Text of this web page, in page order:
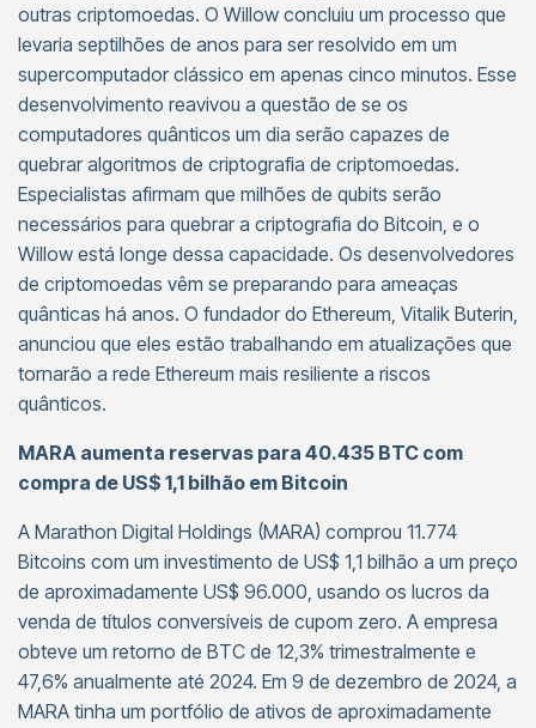
outras criptomoedas. O Willow concluiu um processo que
levaria septilhões de anos para ser resolvido em um
supercomputador clássico em apenas cinco minutos. Esse
desenvolvimento reavivou a questão de se os
computadores quânticos um dia serão capazes de
quebrar algoritmos de criptografia de criptomoedas.
Especialistas afirmam que milhões de qubits serão
necessários para quebrar a criptografia do Bitcoin, e o
Willow está longe dessa capacidade. Os desenvolvedores
de criptomoedas vêm se preparando para ameaças
quânticas há anos. O fundador do Ethereum, Vitalik Buterin,
anunciou que eles estão trabalhando em atualizações que
tornarão a rede Ethereum mais resiliente a riscos
quânticos.
MARA aumenta reservas para 40.435 BTC com
compra de US$ 1,1 bilhão em Bitcoin
A Marathon Digital Holdings (MARA) comprou 11.774
Bitcoins com um investimento de US$ 1,1 bilhão a um preço
de aproximadamente US$ 96.000, usando os lucros da
venda de títulos conversíveis de cupom zero. A empresa
obteve um retorno de BTC de 12,3% trimestralmente e
47,6% anualmente até 2024. Em 9 de dezembro de 2024, a
MARA tinha um portfólio de ativos de aproximadamente